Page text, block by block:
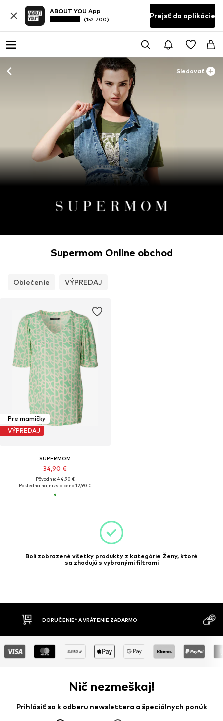
ABOUT YOU App
(152 700) Prejsť do aplikácie
Sledovať
Supermom Online obchod
Oblečenie VÝPREDAJ
Pre mamičky
VÝPREDAJ
SUPERMOM
34,90 €
Pôvodne: 44,90 €
Posledná najnižšia cena:12,90 €
Boli zobrazené všetky produkty z kategórie Ženy, ktoré
sa zhodujú s vybranými filtrami
DORUČENIE* A VRÁTENIE ZADARMO
Nič nezmeškaj!
Prihlásiť sa k odberu newslettera a špeciálnych ponúk